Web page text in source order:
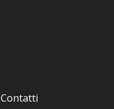
Contatti